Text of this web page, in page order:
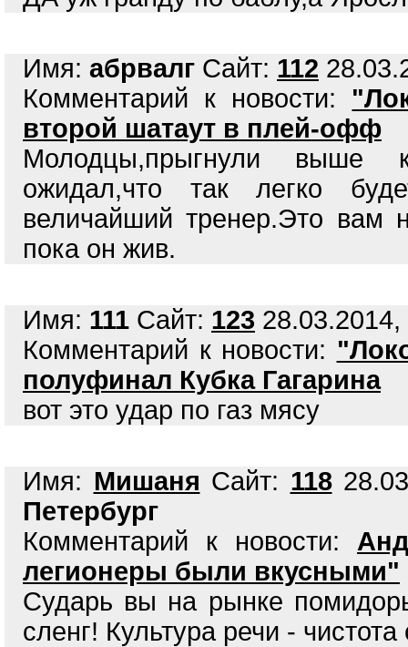
Имя: абрвалг Сайт: 112
Комментарий к новости:
второй шатаут в плей-офф
Молодцы,прыгнули выше
ожидал,что так легко
величайший тренер.Это вам
пока он жив.
Имя: 111 Сайт: 123
Комментарий к новости:
полуфинал Кубка Гагарина
вот это удар по газ мясу
Имя: Мишаня Сайт: 118
Петербург
Комментарий к новости:
легионеры были вкусными"
Сударь вы на рынке
сленг! Культура речи - чистота